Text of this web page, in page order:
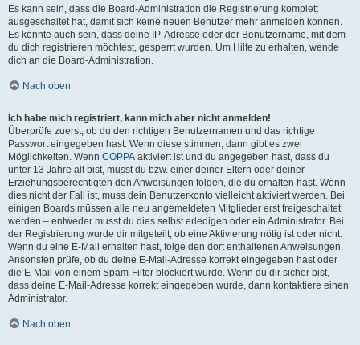
Es kann sein, dass die Board-Administration die Registrierung komplett
ausgeschaltet hat, damit sich keine neuen Benutzer mehr anmelden können.
Es könnte auch sein, dass deine IP-Adresse oder der Benutzername, mit dem
du dich registrieren möchtest, gesperrt wurden. Um Hilfe zu erhalten, wende
dich an die Board-Administration.
Nach oben
Ich habe mich registriert, kann mich aber nicht anmelden!
Überprüfe zuerst, ob du den richtigen Benutzernamen und das richtige
Passwort eingegeben hast. Wenn diese stimmen, dann gibt es zwei
Möglichkeiten. Wenn COPPA aktiviert ist und du angegeben hast, dass du
unter 13 Jahre alt bist, musst du bzw. einer deiner Eltern oder deiner
Erziehungsberechtigten den Anweisungen folgen, die du erhalten hast. Wenn
dies nicht der Fall ist, muss dein Benutzerkonto vielleicht aktiviert werden. Bei
einigen Boards müssen alle neu angemeldeten Mitglieder erst freigeschaltet
werden – entweder musst du dies selbst erledigen oder ein Administrator. Bei
der Registrierung wurde dir mitgeteilt, ob eine Aktivierung nötig ist oder nicht.
Wenn du eine E-Mail erhalten hast, folge den dort enthaltenen Anweisungen.
Ansonsten prüfe, ob du deine E-Mail-Adresse korrekt eingegeben hast oder
die E-Mail von einem Spam-Filter blockiert wurde. Wenn du dir sicher bist,
dass deine E-Mail-Adresse korrekt eingegeben wurde, dann kontaktiere einen
Administrator.
Nach oben